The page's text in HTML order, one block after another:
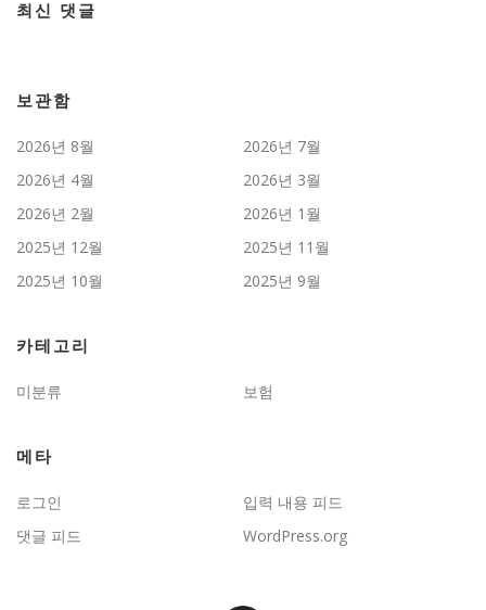
최신 댓글
보관함
2026년 8월
2026년 7월
2026년 4월
2026년 3월
2026년 2월
2026년 1월
2025년 12월
2025년 11월
2025년 10월
2025년 9월
카테고리
미분류 보험
메타
로그인
입력 내용 피드
댓글 피드
WordPress.org